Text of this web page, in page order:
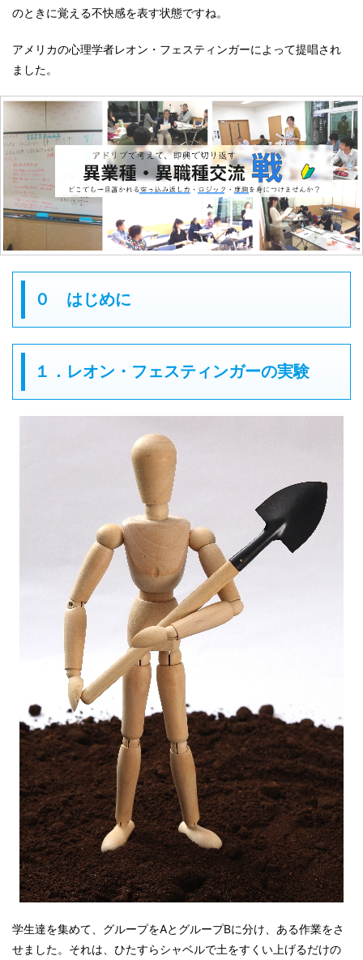
のときに覚える不快感を表す状態ですね。
アメリカの心理学者レオン・フェスティンガーによって提唱され
ました。
０ はじめに
１．レオン・フェスティンガーの実験
学生達を集めて、グループをAとグループBに分け、ある作業をさ
せました。それは、ひたすらシャベルで土をすくい上げるだけの